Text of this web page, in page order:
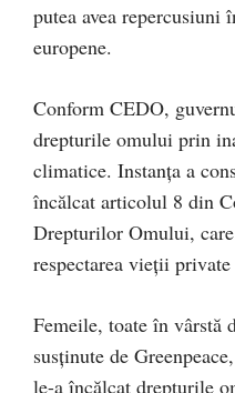
putea avea repercusiuni
europene.
Conform CEDO,
drepturile omului prin
climatice. Instanța a
încălcat articolul 8 din
Drepturilor Omului,
respectarea vieții
Femeile, toate în vârstă
susținute de
le-a încălcat drepturile